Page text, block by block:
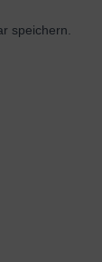
speichern.